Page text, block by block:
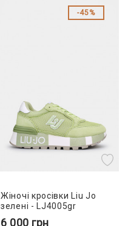
45%
Жіночі кросівки Liu Jo
зелені - LJ4005gr
6 000 грн